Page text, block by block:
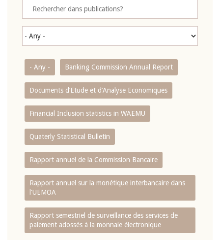
- Any - Banking Commission Annual Report
Documents d’Etude et d’Analyse Economiques
Financial Inclusion statistics in WAEMU
Quaterly Statistical Bulletin
Rapport annuel de la Commission Bancaire
Rapport annuel sur la monétique interbancaire dans
l'UEMOA
Rapport semestriel de surveillance des services de
paiement adossés à la monnaie électronique